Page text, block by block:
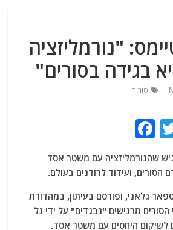
"נורמליזציה
בגידה בסורים"
סוריה
T
itt
er
a
c
e
b
שהנורמליזציה עם משטר אסד
הסורים, ועידוד לרודנים בעולם.
גלאני, ופורסם בעיתון, במהדורת
הסורים מרגישים "נבגדים" על ידי גל
לשיקום היחסים עם משטר אסד.